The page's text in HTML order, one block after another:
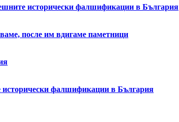
исторически фалшификации в България
после им вдигаме паметници
исторически фалшификации в България